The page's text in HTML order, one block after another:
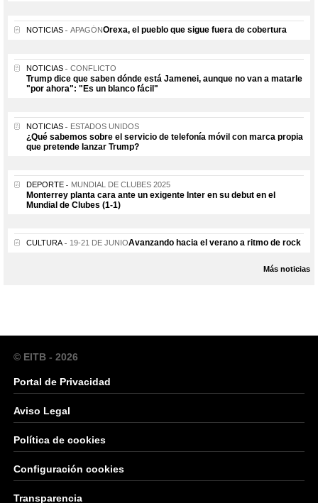
NOTICIAS APAGÓNOrexa, el pueblo que sigue fuera de cobertura
NOTICIAS CONFLICTO
Trump dice que saben dónde está Jamenei, aunque no van a matarle
"por ahora": "Es un blanco fácil"
NOTICIAS ESTADOS UNIDOS
¿Qué sabemos sobre el servicio de telefonía móvil con marca propia
que pretende lanzar Trump?
DEPORTE MUNDIAL DE CLUBES 2025
Monterrey planta cara ante un exigente Inter en su debut en el
Mundial de Clubes (1-1)
CULTURA 19-21 DE JUNIOAvanzando hacia el verano a ritmo de rock
Más noticias
© EITB - 2026
Portal de Privacidad
Aviso Legal
Política de cookies
Configuración cookies
Transparencia